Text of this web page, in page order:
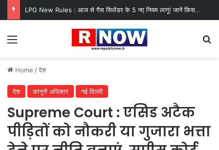
LPG New Rules : आज से गैस सिलेंडर के 5 नए नियम लागू! जानें किसका कटेगा कनेक्शन, कितने दिन बाद होगी बुकिंग?
Menu
Home /देश
देश कानूनी अधिकार नई दिल्ली
Supreme Court : एसिड अटैक
पीड़ितों को नौकरी या गुजारा भत्ता